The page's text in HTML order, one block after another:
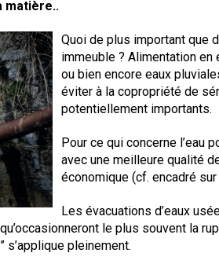
gardien
Syndicat
Travaux
Marchands
copropriété
majorité
matière..
Quoi de plus important que
immeuble ? Alimentation en
ou bien encore eaux
éviter à la copropriété de
potentiellement importants.
Pour ce qui concerne l’eau
avec une meilleure qualité
économique (cf. encadré
Les évacuations d’eaux
le plus souvent la
s’applique pleinement.